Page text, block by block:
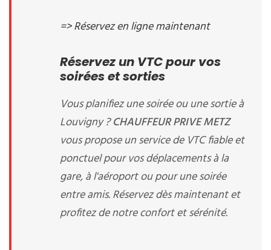
=> Réservez en ligne maintenant
Réservez un VTC pour vos
soirées et sorties
Vous planifiez une soirée ou une sortie à
Louvigny ?CHAUFFEUR PRIVE METZ
vous propose un service de VTC fiable et
ponctuel pour vos déplacements à la
gare, à l'aéroport ou pour une soirée
entre amis. Réservez dès maintenant et
profitez de notre confort et sérénité.